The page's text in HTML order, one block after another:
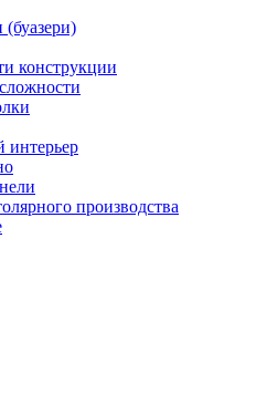
конструкции
интерьер
производства